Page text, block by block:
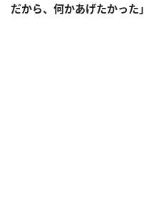
だから、何かあげたかった」